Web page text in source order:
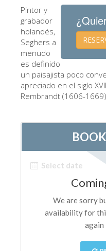
Los
Las
Otros
Museo
Galería
Galería
Museo de
Museo
El Taller
Museo
Jardín de
La Torre
Corredor
Pintor y
grabador
holandés,
Seghers a
menudo
es definido
un paisajista poco
apreciado en el siglo
Rembrandt (1606-